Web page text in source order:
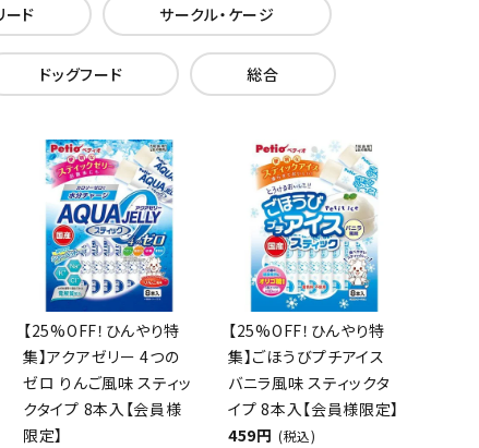
ード サークル・ケージ
ドッグフード 総合
【25%OFF！ひんやり特
集】アクアゼリー 4つの
ゼロ りんご風味 スティッ
クタイプ 8本入【会員様
限定】
【25%OFF！ひんやり特
集】ごほうびプチアイス
バニラ風味 スティックタ
イプ 8本入【会員様限定】
459円 (税込)